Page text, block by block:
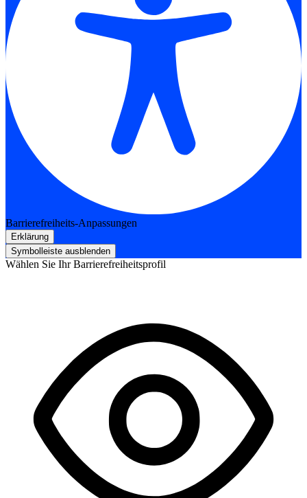
Barrierefreiheits-Anpassungen
Erklärung
Symbolleiste ausblenden
Wählen Sie Ihr Barrierefreiheitsprofil